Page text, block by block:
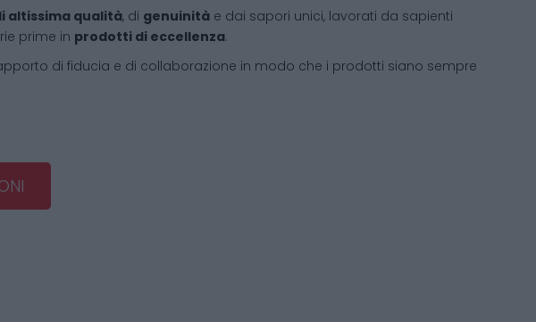
altissima qualità, di genuinità e dai sapori unici, lavorati da sapienti
prime in prodotti di eccellenza.
di fiducia e di collaborazione in modo che i prodotti siano sempre